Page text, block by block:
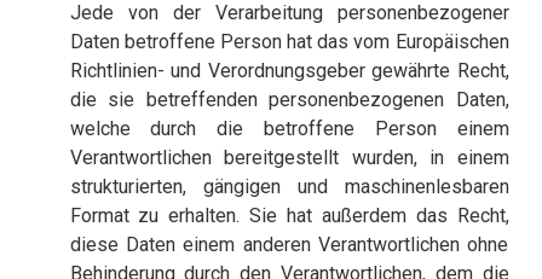
Jede von der Verarbeitung personenbezogener
Daten betroffene Person hat das vom Europäischen
Richtlinien- und Verordnungsgeber gewährte Recht,
die sie betreffenden personenbezogenen Daten,
welche durch die betroffene Person einem
Verantwortlichen bereitgestellt wurden, in einem
strukturierten, gängigen und maschinenlesbaren
Format zu erhalten. Sie hat außerdem das Recht,
diese Daten einem anderen Verantwortlichen ohne
Behinderung durch den Verantwortlichen, dem die